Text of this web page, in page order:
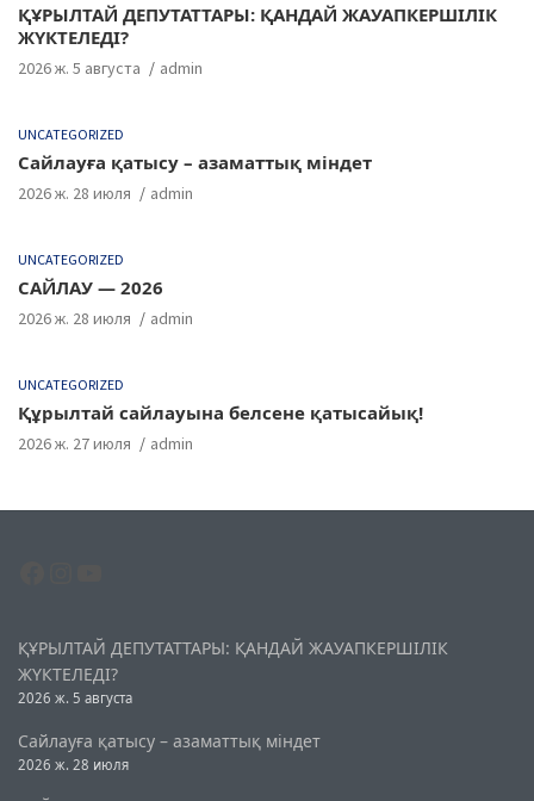
ҚҰРЫЛТАЙ ДЕПУТАТТАРЫ: ҚАНДАЙ ЖАУАПКЕРШІЛІК
ЖҮКТЕЛЕДІ?
2026 ж. 5 августа admin
UNCATEGORIZED
Сайлауға қатысу – азаматтық міндет
2026 ж. 28 июля admin
UNCATEGORIZED
САЙЛАУ — 2026
2026 ж. 28 июля admin
UNCATEGORIZED
Құрылтай сайлауына белсене қатысайық!
2026 ж. 27 июля admin
ҚҰРЫЛТАЙ ДЕПУТАТТАРЫ: ҚАНДАЙ ЖАУАПКЕРШІЛІК
ЖҮКТЕЛЕДІ?
2026 ж. 5 августа
Сайлауға қатысу – азаматтық міндет
2026 ж. 28 июля